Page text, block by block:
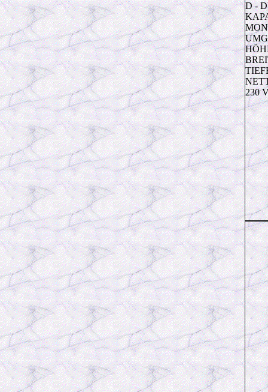
D -
230